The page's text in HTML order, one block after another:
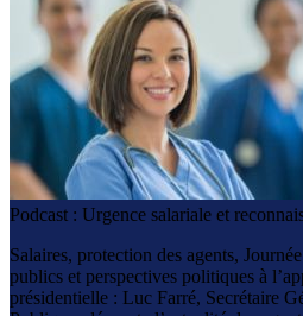
Podcast : Urgence salariale et
Salaires, protection des agents,
publics et perspectives politiques à
présidentielle : Luc Farré, Secrétaire